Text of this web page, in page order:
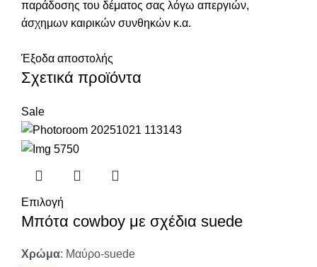
παράδοσης του δέματος σας λόγω απεργιών,
άσχημων καιρικών συνθηκών κ.α.
Έξοδα αποστολής
Σχετικά προϊόντα
Sale
Επιλογή
Μπότα cowboy με σχέδια suede
Χρώμα: Μαύρο-suede